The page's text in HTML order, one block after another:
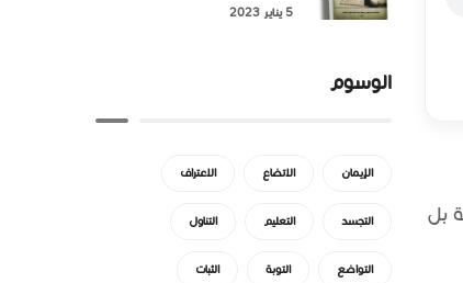
بل
5 يناير 2023
الوسوم
الإيمان الاتضاع الاعتراف
التجسد التعليم التناول
التواضع التوبة الثبات